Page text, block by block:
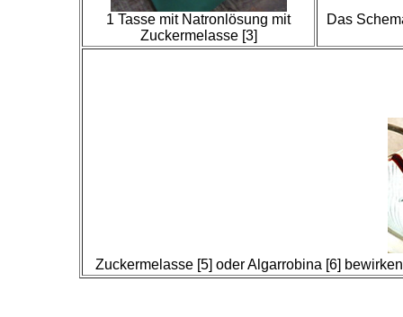
1 Tasse mit Natronlösung mit
Zuckermelasse [3]
Das
Zuckermelasse [5] oder Algarrobina [6]